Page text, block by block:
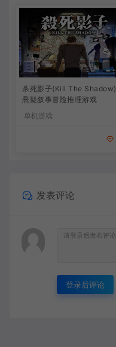
杀死影子(Kill The Shadow)
悬疑叙事冒险推理游戏
单机游戏
发表评论
登录后评论